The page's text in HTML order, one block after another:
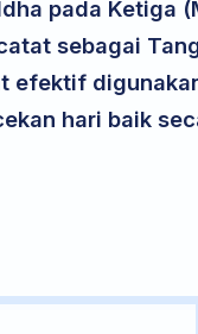
pada Ketiga
sebagai
efektif
hari baik